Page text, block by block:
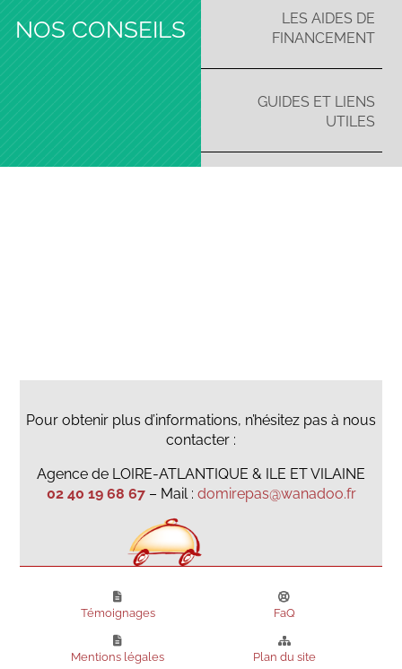
NOS CONSEILS
LES AIDES DE
FINANCEMENT
GUIDES ET LIENS
UTILES
Pour obtenir plus d’informations, n’hésitez pas à nous
contacter :
Agence de LOIRE-ATLANTIQUE & ILE ET VILAINE
02 40 19 68 67– Mail : domirepas@wanadoo.fr
Témoignages FaQ
Mentions légales Plan du site